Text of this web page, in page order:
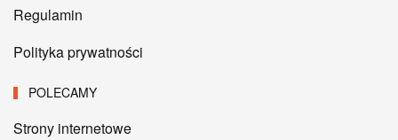
Regulamin
Polityka prywatności
POLECAMY
Strony internetowe